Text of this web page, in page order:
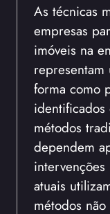
As técnicas
empresas
imóveis na
representam
forma como
métodos
dependem
atuais
métodos